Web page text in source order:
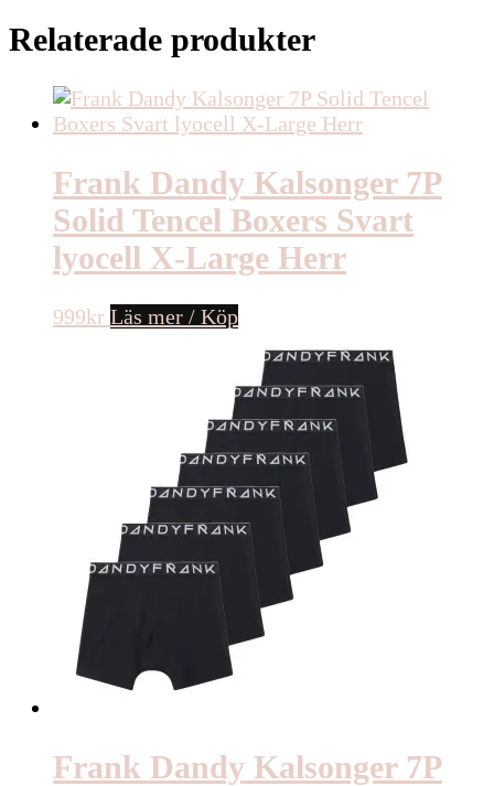
Relaterade produkter
Frank Dandy Kalsonger 7P
Solid Tencel Boxers Svart
lyocell X-Large Herr
999kr Läs mer / Köp
Frank Dandy Kalsonger 7P